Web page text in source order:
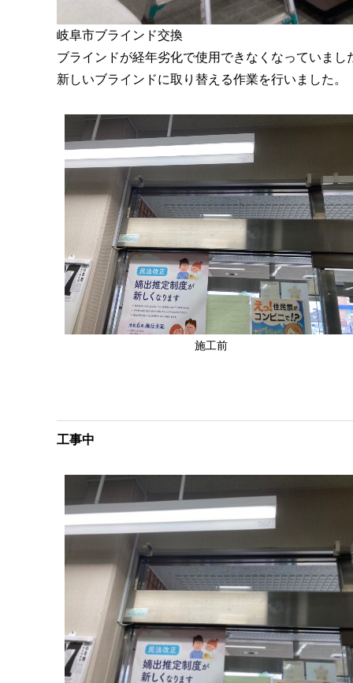
岐阜市ブラインド交換
ブラインドが経年劣化で使用できなくなっていまし
新しいブラインドに取り替える作業を行いました。
施工前
工事中